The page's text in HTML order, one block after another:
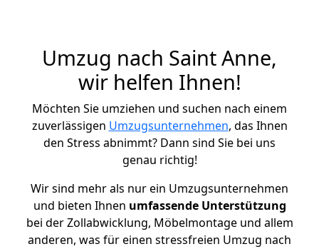
Umzug nach Saint Anne,
wir helfen Ihnen!
Möchten Sie umziehen und suchen nach einem
zuverlässigen Umzugsunternehmen, das Ihnen
den Stress abnimmt? Dann sind Sie bei uns
genau richtig!
Wir sind mehr als nur ein Umzugsunternehmen
und bieten Ihnen umfassende Unterstützung
bei der Zollabwicklung, Möbelmontage und allem
anderen, was für einen stressfreien Umzug nach